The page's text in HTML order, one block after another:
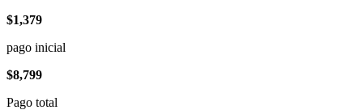
$1,379
pago inicial
$8,799
Pago total